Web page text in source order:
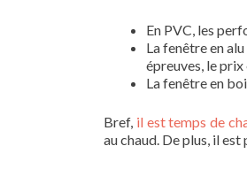
En PVC, les
La fenêtre en
épreuves, le prix
La fenêtre en
Bref, il est temps de
au chaud. De plus, il